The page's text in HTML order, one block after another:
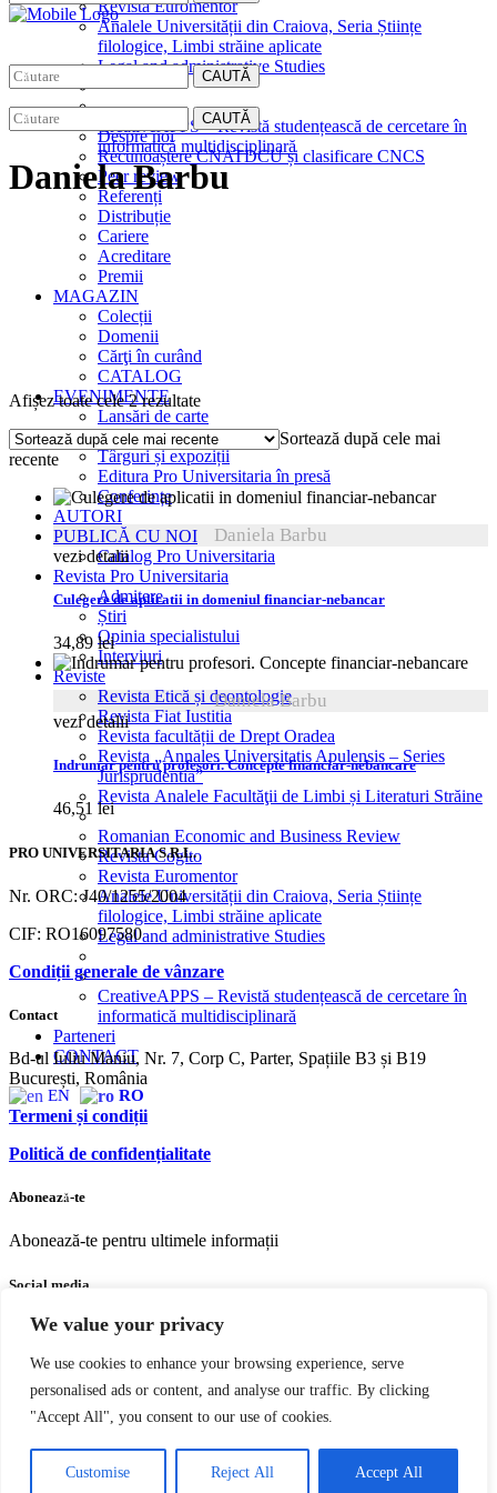
We value your privacy
We use cookies to enhance your browsing experience, serve
personalised ads or content, and analyse our traffic. By clicking
"Accept All", you consent to our use of cookies.
Customise Reject All Accept All
Revista Euromentor
Analele Universității din Craiova, Seria Științe
filologice, Limbi străine aplicate
Legal and administrative Studies
CreativeAPPS – Revistă studențească de cercetare în
informatică multidisciplinară
CAUTĂ
EDITURA
Despre noi
Recunoaștere CNATDCU și clasificare CNCS
Peer review
Referenți
Distribuție
Cariere
Acreditare
Premii
MAGAZIN
Colecții
Domenii
Cărţi în curând
CATALOG
EVENIMENTE
Lansări de carte
Interviuri
Târguri și expoziții
Editura Pro Universitaria în presă
Conferințe
AUTORI
PUBLICĂ CU NOI
Catalog Pro Universitaria
Revista Pro Universitaria
Admitere
Știri
Opinia specialistului
Interviuri
Reviste
Revista Etică și deontologie
Revista Fiat Iustitia
Revista facultății de Drept Oradea
Revista „Annales Universitatis Apulensis – Series
Jurisprudentia”
Revista Analele Facultăţii de Limbi și Literaturi Străine
Romanian Economic and Business Review
Revista Cogito
Revista Euromentor
Analele Universității din Craiova, Seria Științe
filologice, Limbi străine aplicate
Legal and administrative Studies
CreativeAPPS – Revistă studențească de cercetare în
informatică multidisciplinară
Parteneri
CONTACT
EN RO
CAUTĂ
Daniela Barbu
Afișez toate cele 2 rezultateSortat
după
cele
mai
recente
Sortează după cele mai
recente
Daniela Barbu
vezi detalii
Culegere de aplicatii in domeniul financiar-nebancar
34,89 lei
Daniela Barbu
vezi detalii
Indrumar pentru profesori. Concepte financiar-nebancare
46,51 lei
PRO UNIVERSITARIA S.R.L.
Nr. ORC: J40/1255/2004
CIF: RO16097580
Condiții generale de vânzare
Contact
Bd-ul Iuliu Maniu, Nr. 7, Corp C, Parter, Spațiile B3 și B19
București, România
Termeni și condiții
Politică de confidențialitate
Abonează-te
Abonează-te pentru ultimele informații
Social media
FacebookYoutubeInstagram
Pro Universitaria. Toate drepturile rezervate.
Termeni si Condiţii